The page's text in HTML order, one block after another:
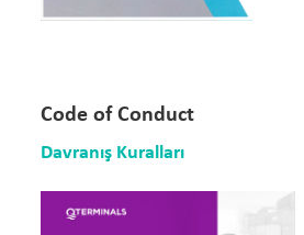
Code of Conduct
Davranış Kuralları